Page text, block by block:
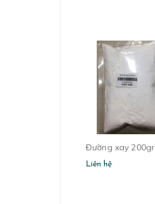
Đường xay 200gr
Liên hệ